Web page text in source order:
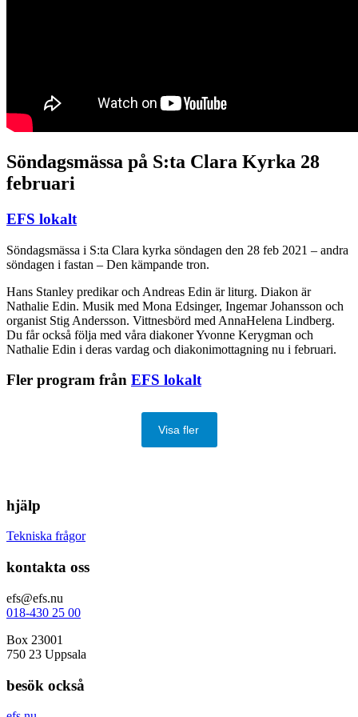
Söndagsmässa på S:ta Clara Kyrka 28
februari
EFS lokalt
Söndagsmässa i S:ta Clara kyrka söndagen den 28 feb 2021 – andra
söndagen i fastan – Den kämpande tron.
Hans Stanley predikar och Andreas Edin är liturg. Diakon är
Nathalie Edin. Musik med Mona Edsinger, Ingemar Johansson och
organist Stig Andersson. Vittnesbörd med AnnaHelena Lindberg.
Du får också följa med våra diakoner Yvonne Kerygman och
Nathalie Edin i deras vardag och diakonimottagning nu i februari.
Fler program från EFS lokalt
Visa fler
hjälp
Tekniska frågor
kontakta oss
efs@efs.nu
018-430 25 00
Box 23001
750 23 Uppsala
besök också